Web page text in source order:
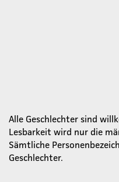
Alle Geschlechter sind
Lesbarkeit wird nur die
Sämtliche
Geschlechter.